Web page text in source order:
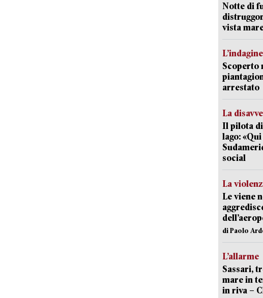
Notte di
vista
L’indagine
Scoperto
arrestato
La
Il pilota
lago:
social
La
Le viene
di Paolo
L’allarme
Sassari,
mare in
in riva –